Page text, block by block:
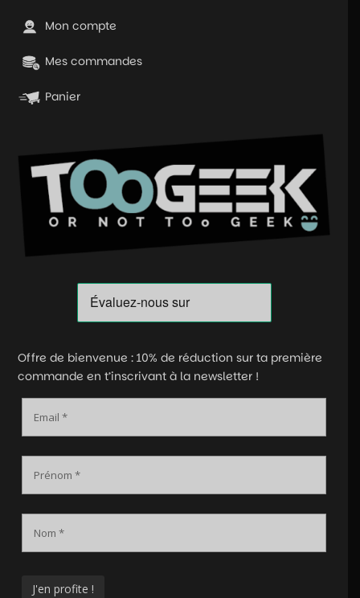
Mon compte
Mes commandes
Panier
Offre de bienvenue : 10% de réduction sur ta première
commande en t’inscrivant à la newsletter !